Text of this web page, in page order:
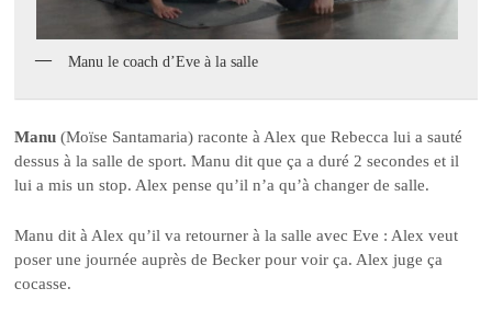
Manu le coach d’Eve à la salle
Manu (Moïse Santamaria) raconte à Alex que Rebecca lui a sauté
dessus à la salle de sport. Manu dit que ça a duré 2 secondes et il
lui a mis un stop. Alex pense qu’il n’a qu’à changer de salle.
Manu dit à Alex qu’il va retourner à la salle avec Eve : Alex veut
poser une journée auprès de Becker pour voir ça. Alex juge ça
cocasse.